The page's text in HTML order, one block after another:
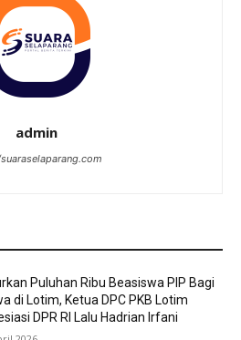
admin
Puluhan Ribu Beasiswa PIP Bagi
di Lotim, Ketua DPC PKB Lotim
DPR RI Lalu Hadrian Irfani